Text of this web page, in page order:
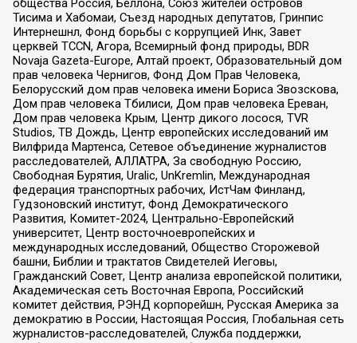
общества Россия, Беллона, Союз жителей островов
Тисима и Хабомаи, Съезд народных депутатов, Гринпис
Интернешнл, Фонд борьбы с коррупцией Инк, Завет
церквей TCCN, Агора, Всемирный фонд природы, BDR
Novaja Gazeta-Europe, Алтай проект, Образовательный дом
прав человека Чернигов, Фонд Дом Прав Человека,
Белорусский дом прав человека имени Бориса Звозскова,
Дом прав человека Тбилиси, Дом прав человека Ереван,
Дом прав человека Крым, Центр дикого лосося, TVR
Studios, ТВ Дождь, Центр европейских исследований им
Вилфрида Мартенса, Сетевое объединение журналистов
расследователей, АЛЛАТРА, За свободную Россию,
Свободная Бурятия, Uralic, UnKremlin, Международная
федерация транспортных рабочих, ИстЧам Финланд,
Гудзоновский институт, Фонд Демократического
Развития, Комитет-2024, Центрально-Европейский
университет, Центр восточноевропейских и
международных исследований, Общество Сторожевой
башни, Библии и трактатов Свидетелей Иеговы,
Гражданский Совет, Центр анализа европейской политики,
Академическая сеть Восточная Европа, Российский
комитет действия, РЭНД корпорейшн, Русская Америка за
демократию в России, Настоящая Россия, Глобальная сеть
журналистов-расследователей, Служба поддержки,